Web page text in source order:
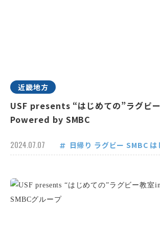
近畿地方
USF presents “はじめての”ラグビ
Powered by SMBC
2024.07.07 日帰り ラグビー SMBC は